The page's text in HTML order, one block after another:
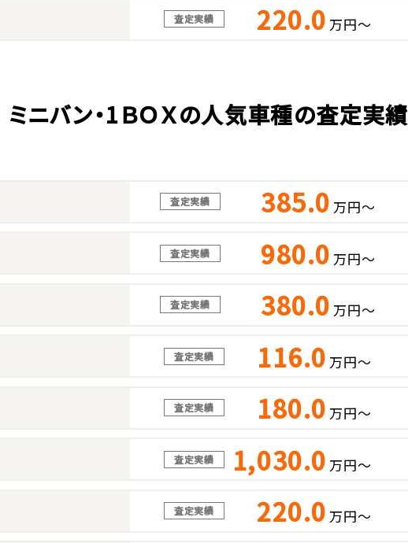
査定実績 220.0 万円～
ミニバン・1ＢＯＸの人気車種の査定実績
査定実績 385.0 万円～
査定実績 980.0 万円～
査定実績 380.0 万円～
査定実績 116.0 万円～
査定実績 180.0 万円～
査定実績 1,030.0 万円～
査定実績 220.0 万円～